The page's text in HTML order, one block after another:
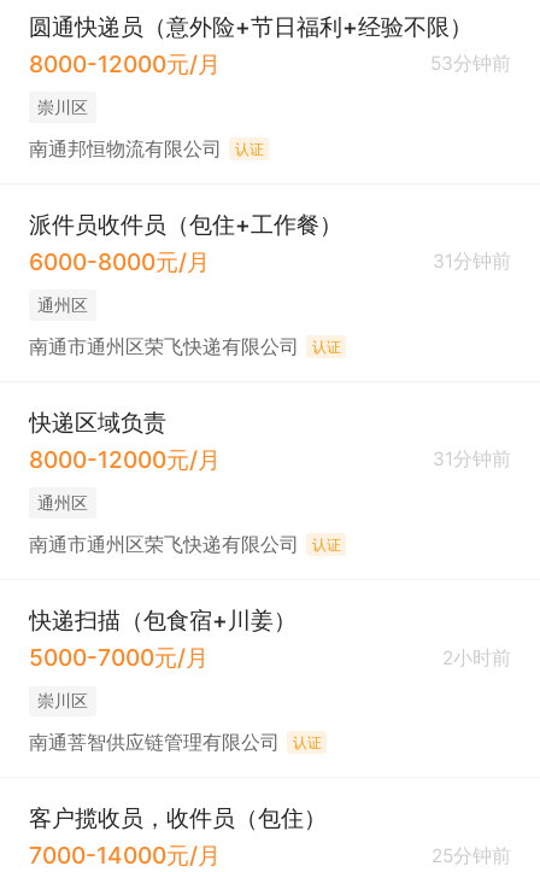
圆通快递员（意外险+节日福利+经验不限）
8000-12000元/月
53分钟前
崇川区
南通邦恒物流有限公司 认证
派件员收件员（包住+工作餐）
6000-8000元/月
31分钟前
通州区
南通市通州区荣飞快递有限公司 认证
快递区域负责
8000-12000元/月
31分钟前
通州区
南通市通州区荣飞快递有限公司 认证
快递扫描（包食宿+川姜）
5000-7000元/月
2小时前
崇川区
南通菩智供应链管理有限公司 认证
客户揽收员，收件员（包住）
7000-14000元/月
25分钟前